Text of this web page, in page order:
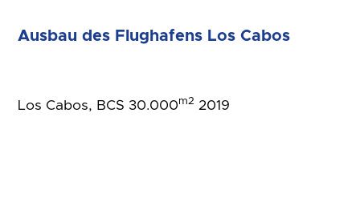
Ausbau des Flughafens Los Cabos
Los Cabos, BCS 30.000m2 2019